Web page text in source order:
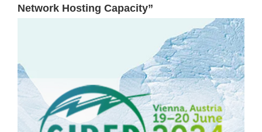
Network Hosting Capacity”